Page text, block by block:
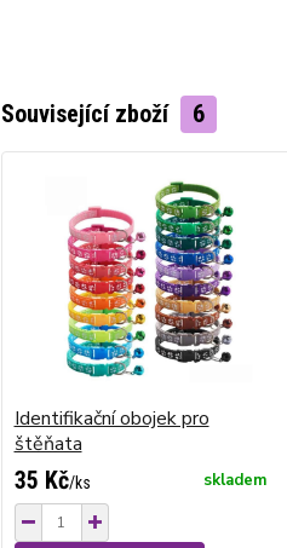
Související zboží 6
Identifikační obojek pro
štěňata
35 Kč/ks skladem